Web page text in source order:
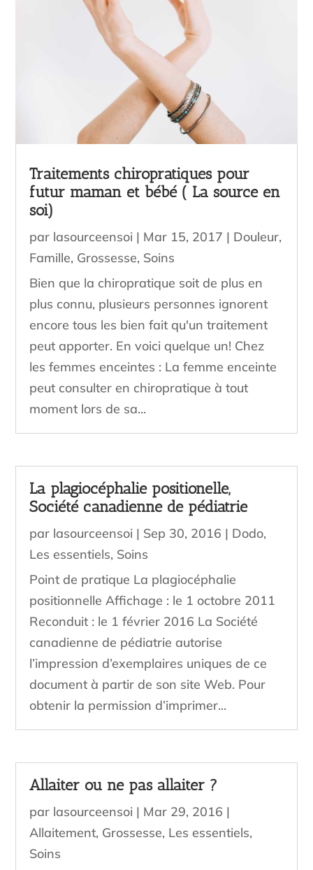
Traitements chiropratiques pour
futur maman et bébé ( La source en
soi)
par lasourceensoi | Mar 15, 2017 | Douleur,
Famille, Grossesse, Soins
Bien que la chiropratique soit de plus en
plus connu, plusieurs personnes ignorent
encore tous les bien fait qu'un traitement
peut apporter. En voici quelque un! Chez
les femmes enceintes : La femme enceinte
peut consulter en chiropratique à tout
moment lors de sa...
La plagiocéphalie positionelle,
Société canadienne de pédiatrie
par lasourceensoi | Sep 30, 2016 | Dodo,
Les essentiels, Soins
Point de pratique La plagiocéphalie
positionnelle Affichage : le 1 octobre 2011
Reconduit : le 1 février 2016 La Société
canadienne de pédiatrie autorise
l’impression d’exemplaires uniques de ce
document à partir de son site Web. Pour
obtenir la permission d’imprimer...
Allaiter ou ne pas allaiter ?
par lasourceensoi | Mar 29, 2016 |
Allaitement, Grossesse, Les essentiels,
Soins